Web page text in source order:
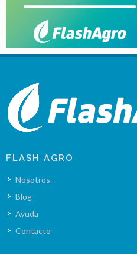
FLASH AGRO
Nosotros
Blog
Ayuda
Contacto